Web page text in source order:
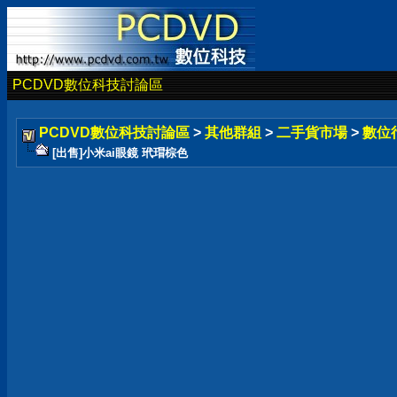
PCDVD數位科技討論區
PCDVD數位科技討論區 > 其他群組 > 二手貨市場 > 數位
[出售]小米ai眼鏡 玳瑁棕色